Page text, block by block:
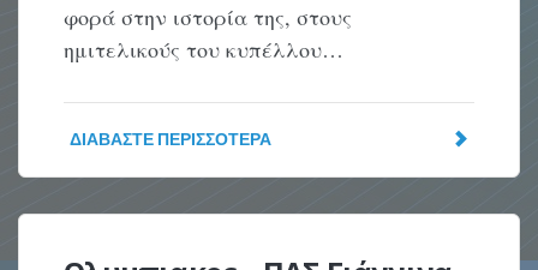
φορά στην ιστορία της, στους
ημιτελικούς του κυπέλλου…
ΔΙΑΒΆΣΤΕ ΠΕΡΙΣΣΌΤΕΡΑ